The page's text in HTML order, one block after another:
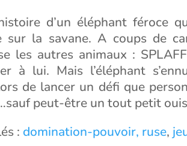
d’un éléphant féroce
sur la savane. A coups de
les autres animaux :
à lui. Mais l’éléphant
de lancer un défi que
peut-être un tout petit
: domination-pouvoir, ruse,